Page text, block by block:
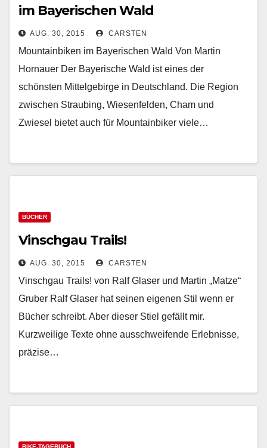
im Bayerischen Wald
AUG. 30, 2015 CARSTEN
Mountainbiken im Bayerischen Wald Von Martin
Hornauer Der Bayerische Wald ist eines der
schönsten Mittelgebirge in Deutschland. Die Region
zwischen Straubing, Wiesenfelden, Cham und
Zwiesel bietet auch für Mountainbiker viele…
BÜCHER
Vinschgau Trails!
AUG. 30, 2015 CARSTEN
Vinschgau Trails! von Ralf Glaser und Martin „Matze“
Gruber Ralf Glaser hat seinen eigenen Stil wenn er
Bücher schreibt. Aber dieser Stiel gefällt mir.
Kurzweilige Texte ohne ausschweifende Erlebnisse,
präzise…
BIKE-TAGEBUCH